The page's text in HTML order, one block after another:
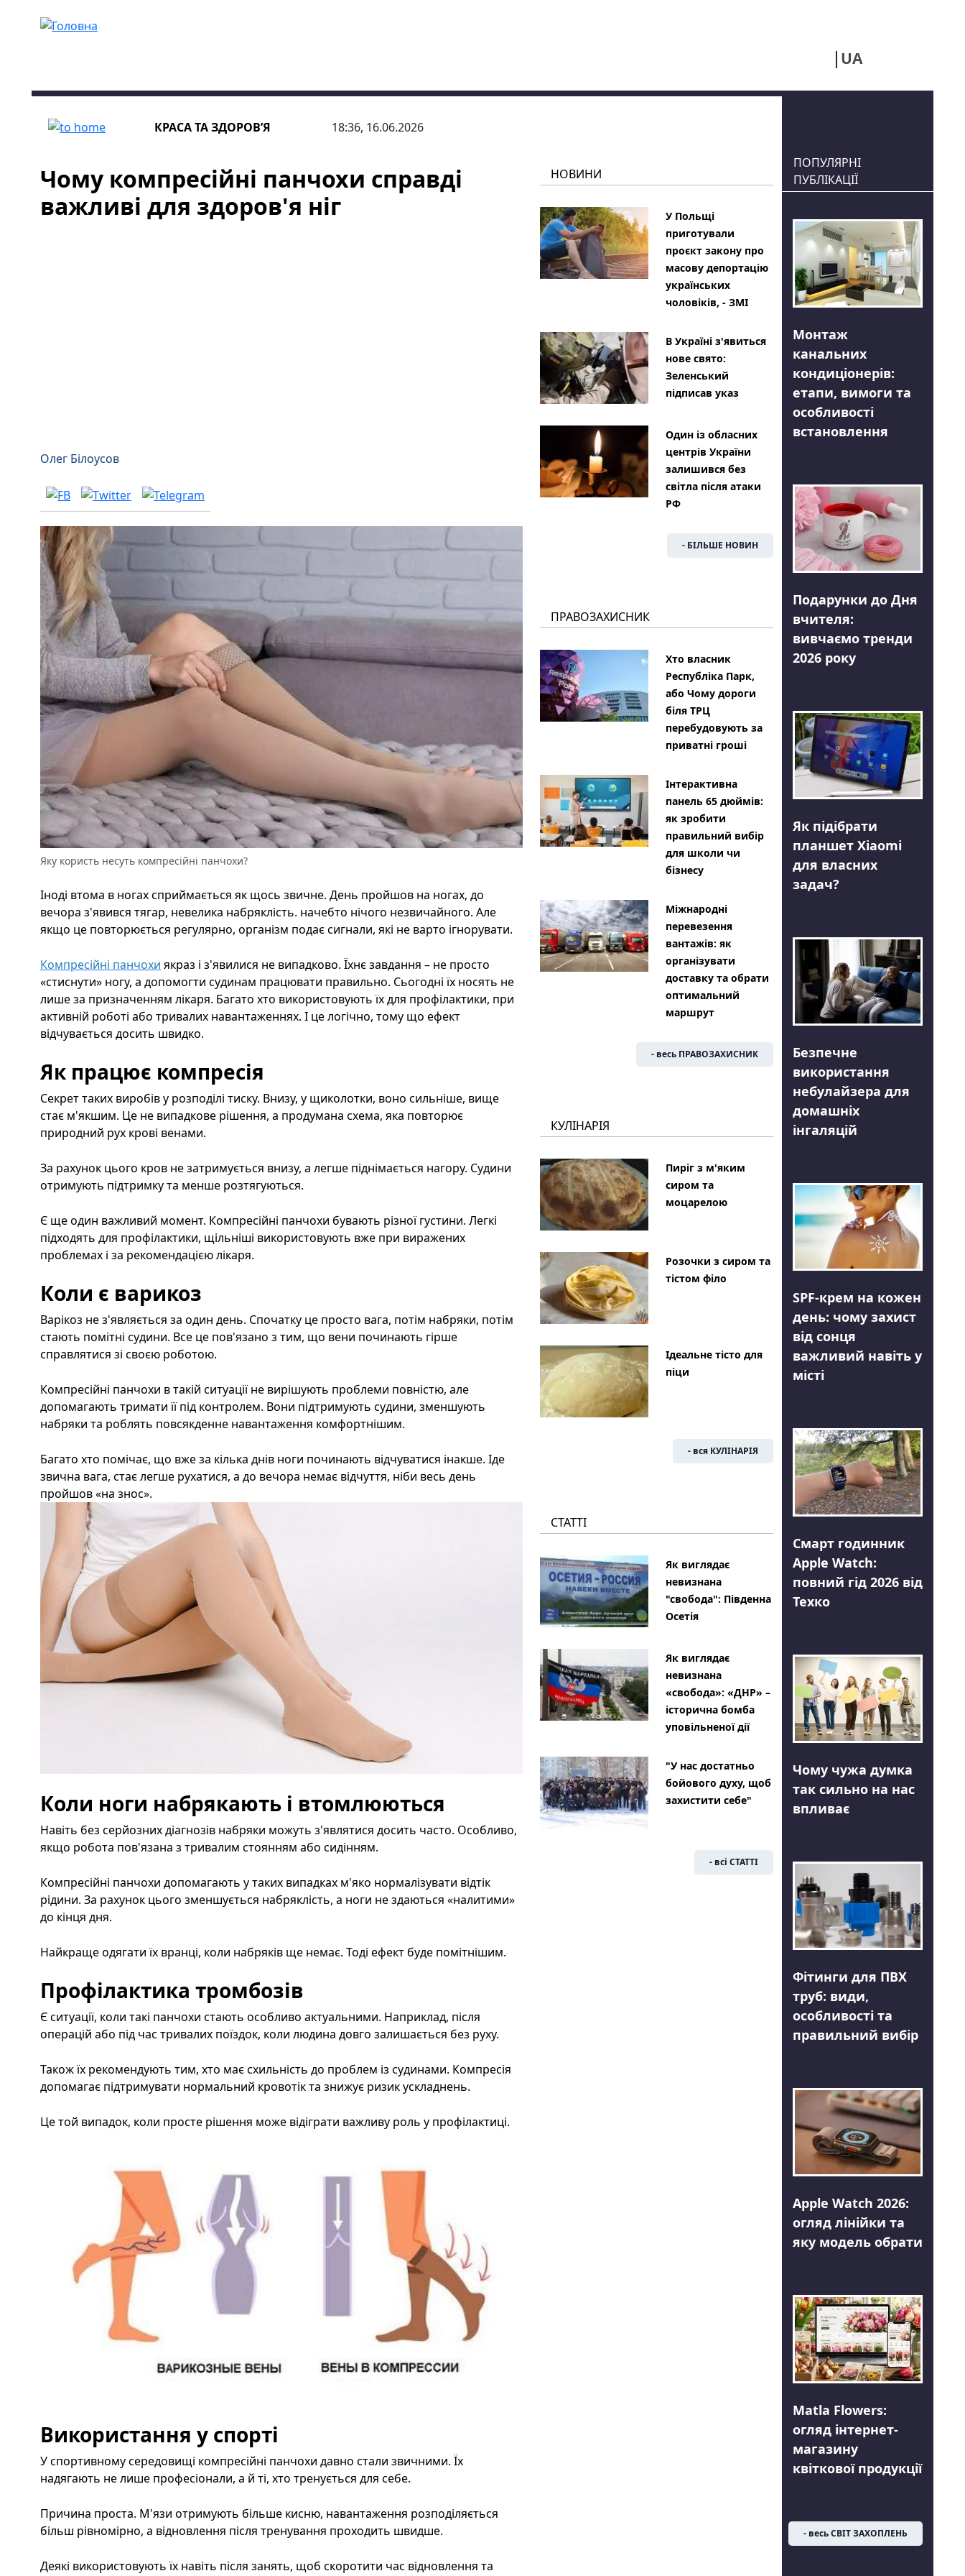
UA
КРАСА ТА ЗДОРОВ’Я 18:36, 16.06.2026
Чому компресійні панчохи справді
важливі для здоров'я ніг
Олег Білоусов
Яку користь несуть компресійні панчохи?
Іноді втома в ногах сприймається як щось звичне. День пройшов на ногах, до
вечора з'явився тягар, невелика набряклість. начебто нічого незвичайного. Але
якщо це повторюється регулярно, організм подає сигнали, які не варто ігнорувати.
Компресійні панчохи якраз і з'явилися не випадково. Їхнє завдання – не просто
«стиснути» ногу, а допомогти судинам працювати правильно. Сьогодні їх носять не
лише за призначенням лікаря. Багато хто використовують їх для профілактики, при
активній роботі або тривалих навантаженнях. І це логічно, тому що ефект
відчувається досить швидко.
Як працює компресія
Секрет таких виробів у розподілі тиску. Внизу, у щиколотки, воно сильніше, вище
стає м'якшим. Це не випадкове рішення, а продумана схема, яка повторює
природний рух крові венами.
За рахунок цього кров не затримується внизу, а легше піднімається нагору. Судини
отримують підтримку та менше розтягуються.
Є ще один важливий момент. Компресійні панчохи бувають різної густини. Легкі
підходять для профілактики, щільніші використовують вже при виражених
проблемах і за рекомендацією лікаря.
Коли є варикоз
Варікоз не з'являється за один день. Спочатку це просто вага, потім набряки, потім
стають помітні судини. Все це пов'язано з тим, що вени починають гірше
справлятися зі своєю роботою.
Компресійні панчохи в такій ситуації не вирішують проблеми повністю, але
допомагають тримати її під контролем. Вони підтримують судини, зменшують
набряки та роблять повсякденне навантаження комфортнішим.
Багато хто помічає, що вже за кілька днів ноги починають відчуватися інакше. Іде
звична вага, стає легше рухатися, а до вечора немає відчуття, ніби весь день
пройшов «на знос».
Коли ноги набрякають і втомлюються
Навіть без серйозних діагнозів набряки можуть з'являтися досить часто. Особливо,
якщо робота пов'язана з тривалим стоянням або сидінням.
Компресійні панчохи допомагають у таких випадках м'яко нормалізувати відтік
рідини. За рахунок цього зменшується набряклість, а ноги не здаються «налитими»
до кінця дня.
Найкраще одягати їх вранці, коли набряків ще немає. Тоді ефект буде помітнішим.
Профілактика тромбозів
Є ситуації, коли такі панчохи стають особливо актуальними. Наприклад, після
операцій або під час тривалих поїздок, коли людина довго залишається без руху.
Також їх рекомендують тим, хто має схильність до проблем із судинами. Компресія
допомагає підтримувати нормальний кровотік та знижує ризик ускладнень.
Це той випадок, коли просте рішення може відіграти важливу роль у профілактиці.
Використання у спорті
У спортивному середовищі компресійні панчохи давно стали звичними. Їх
надягають не лише професіонали, а й ті, хто тренується для себе.
Причина проста. М'язи отримують більше кисню, навантаження розподіляється
більш рівномірно, а відновлення після тренування проходить швидше.
Деякі використовують їх навіть після занять, щоб скоротити час відновлення та
НОВИНИ
У Польщі
приготували
проєкт закону про
масову депортацію
українських
чоловіків, - ЗМІ
В Україні з'явиться
нове свято:
Зеленський
підписав указ
Один із обласних
центрів України
залишився без
світла після атаки
РФ
- БІЛЬШЕ НОВИН
ПРАВОЗАХИСНИК
Хто власник
Республіка Парк,
або Чому дороги
біля ТРЦ
перебудовують за
приватні гроші
Інтерактивна
панель 65 дюймів:
як зробити
правильний вибір
для школи чи
бізнесу
Міжнародні
перевезення
вантажів: як
організувати
доставку та обрати
оптимальний
маршрут
- весь ПРАВОЗАХИСНИК
КУЛІНАРІЯ
Пиріг з м'яким
сиром та
моцарелою
Розочки з сиром та
тістом філо
Ідеальне тісто для
піци
- вся КУЛІНАРІЯ
СТАТТІ
Як виглядає
невизнана
"свобода": Південна
Осетія
Як виглядає
невизнана
«свобода»: «ДНР» –
історична бомба
уповільненої дії
"У нас достатньо
бойового духу, щоб
захистити себе"
- всі СТАТТІ
ПОПУЛЯРНІ
ПУБЛІКАЦІЇ
Монтаж
канальних
кондиціонерів:
етапи, вимоги та
особливості
встановлення
Подарунки до Дня
вчителя:
вивчаємо тренди
2026 року
Як підібрати
планшет Xiaomi
для власних
задач?
Безпечне
використання
небулайзера для
домашніх
інгаляцій
SPF-крем на кожен
день: чому захист
від сонця
важливий навіть у
місті
Смарт годинник
Apple Watch:
повний гід 2026 від
Техко
Чому чужа думка
так сильно на нас
впливає
Фітинги для ПВХ
труб: види,
особливості та
правильний вибір
Apple Watch 2026:
огляд лінійки та
яку модель обрати
Matla Flowers:
огляд інтернет-
магазину
квіткової продукції
- весь СВІТ ЗАХОПЛЕНЬ